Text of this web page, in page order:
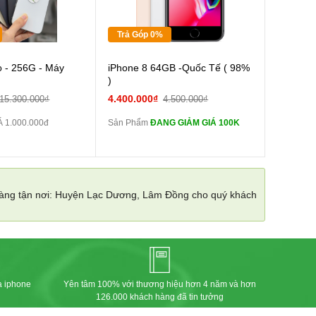
- 256G - Máy
15.300.000₫
1.000.000đ
Trả Góp 0%
Tặng
Cường lực 10D full
màn
tai nghe iPhone 6S
Pin dự phòng và
iPhone 8 64GB -Quốc Tế ( 98%
)
4.400.000₫ 4.500.000₫
Sản PhẩmĐANG GIẢM GIÁ 100K
tận nơi: Huyện Lạc Dương, Lâm Đồng cho quý khách
iphone
Yên tâm 100% với thương hiệu hơn 4 năm và hơn
126.000 khách hàng đã tin tưởng